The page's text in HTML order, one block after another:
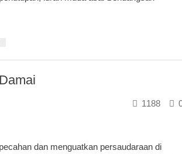
1188
dan menguatkan persaudaraan di